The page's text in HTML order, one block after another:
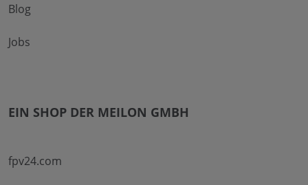
Blog
Jobs
EIN SHOP DER MEILON GMBH
fpv24.com